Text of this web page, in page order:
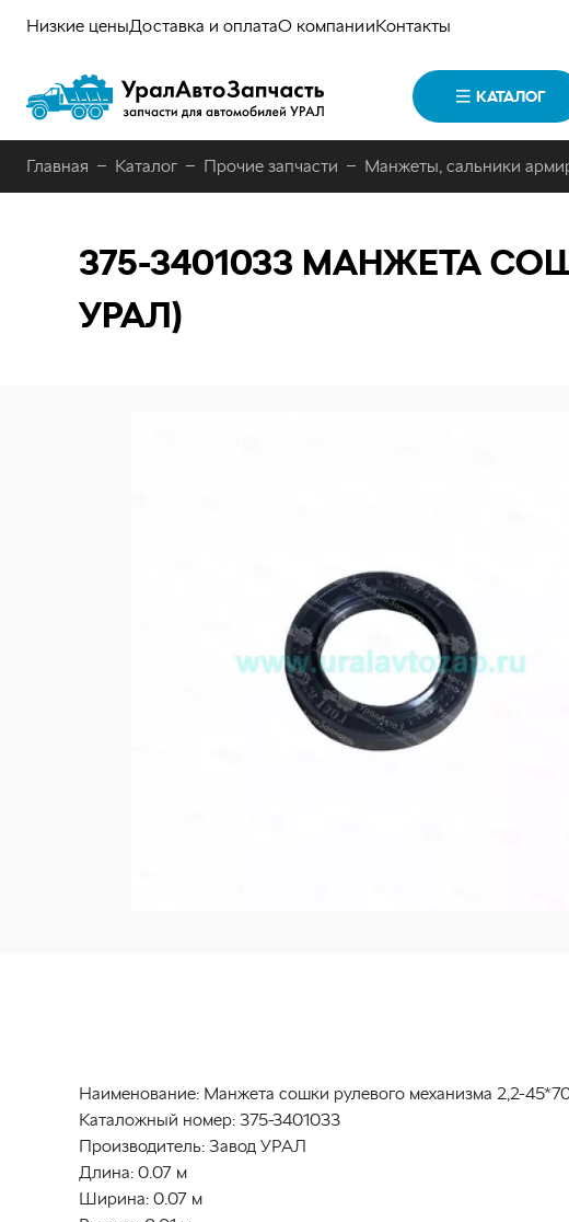
Низкие ценыДоставка и оплатаО компанииКонтакты
КАТАЛОГ
Главная Каталог Прочие запчасти Манжеты, сальники
375-3401033 МАНЖЕТА
УРАЛ)
Наименование: Манжета сошки рулевого механизма 2,2-
Каталожный номер: 375-3401033
Производитель: Завод УРАЛ
Длина: 0.07 м
Ширина: 0.07 м